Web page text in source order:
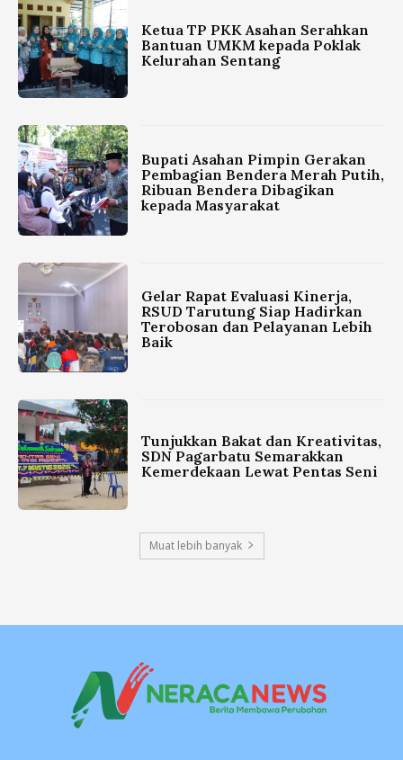
Ketua TP PKK Asahan Serahkan
Bantuan UMKM kepada Poklak
Kelurahan Sentang
Bupati Asahan Pimpin Gerakan
Pembagian Bendera Merah Putih,
Ribuan Bendera Dibagikan
kepada Masyarakat
Gelar Rapat Evaluasi Kinerja,
RSUD Tarutung Siap Hadirkan
Terobosan dan Pelayanan Lebih
Baik
Tunjukkan Bakat dan Kreativitas,
SDN Pagarbatu Semarakkan
Kemerdekaan Lewat Pentas Seni
Muat lebih banyak